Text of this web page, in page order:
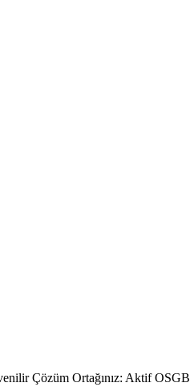
Çözüm Ortağınız: Aktif OSGB